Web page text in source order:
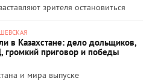
зрителя остановиться
в Казахстане: дело дольщиков,
приговор и победы
и мира выпуске